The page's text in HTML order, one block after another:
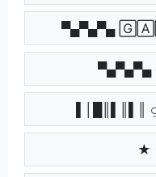
▀▄▀▄▀▄
▀▄▀▄▀▄
▌│█║▌║▌║
★